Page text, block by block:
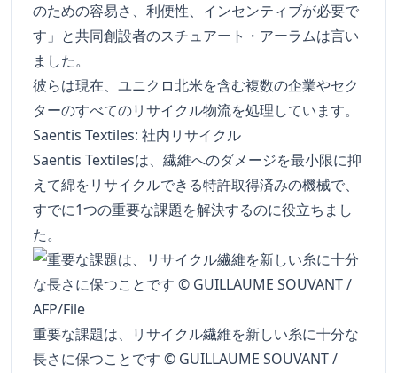
のための容易さ、利便性、インセンティブが必要で
す」と共同創設者のスチュアート・アーラムは言い
ました。
彼らは現在、ユニクロ北米を含む複数の企業やセク
ターのすべてのリサイクル物流を処理しています。
Saentis Textiles: 社内リサイクル
Saentis Textilesは、繊維へのダメージを最小限に抑
えて綿をリサイクルできる特許取得済みの機械で、
すでに1つの重要な課題を解決するのに役立ちまし
た。
重要な課題は、リサイクル繊維を新しい糸に十分な
長さに保つことです © GUILLAUME SOUVANT /